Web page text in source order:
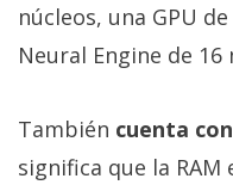
núcleos, una GPU
Neural Engine de 16
También cuenta
significa que la